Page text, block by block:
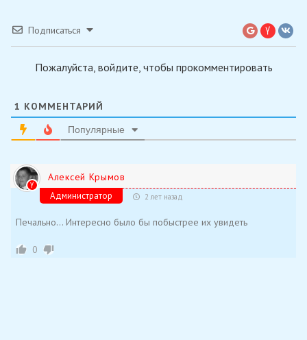
Подписаться
Пожалуйста, войдите, чтобы прокомментировать
1 КОММЕНТАРИЙ
Популярные
Алексей Крымов
Администратор 2 лет назад
Печально… Интересно было бы побыстрее их увидеть
0